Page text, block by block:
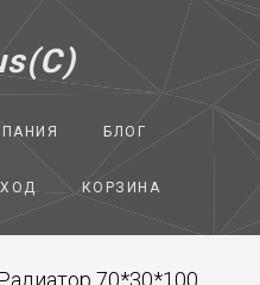
БЛОГ
КОРЗИНА
70*30*100